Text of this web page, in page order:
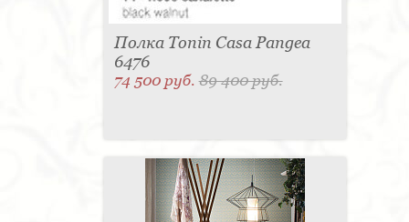
Полка Tonin Casa Pangea
6476
74 500 руб.89 400 руб.